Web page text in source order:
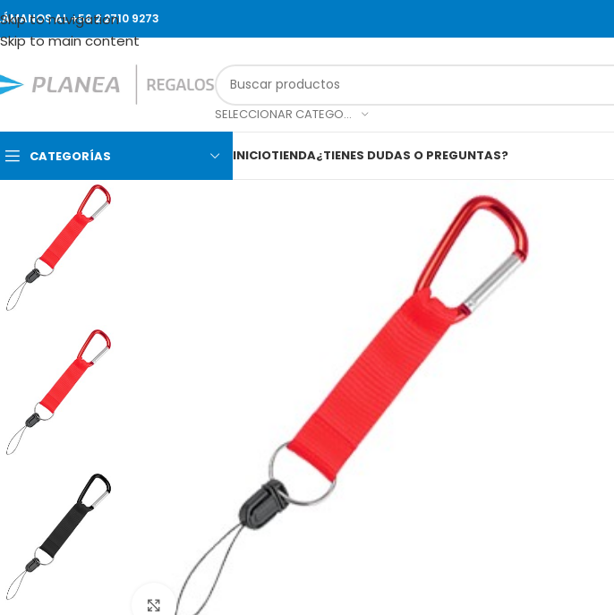
Skip to navigation
Skip to main content
AL +56 2 2710 9273
SELECCIONAR CATEGORÍA
CATEGORÍAS INICIOTIENDA¿TIENES DUDAS O PREGUNTAS?
Clic para ampliar